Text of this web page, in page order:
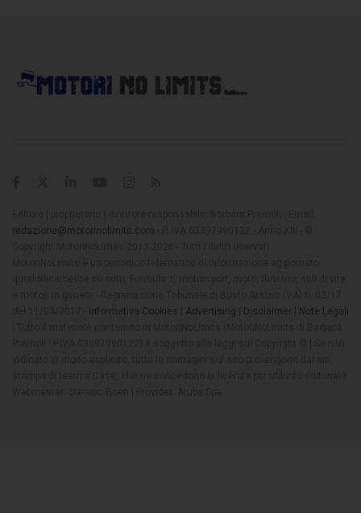
redazione@motorinolimits.com
Informativa Cookies Advertising Disclaimer
Note Legali